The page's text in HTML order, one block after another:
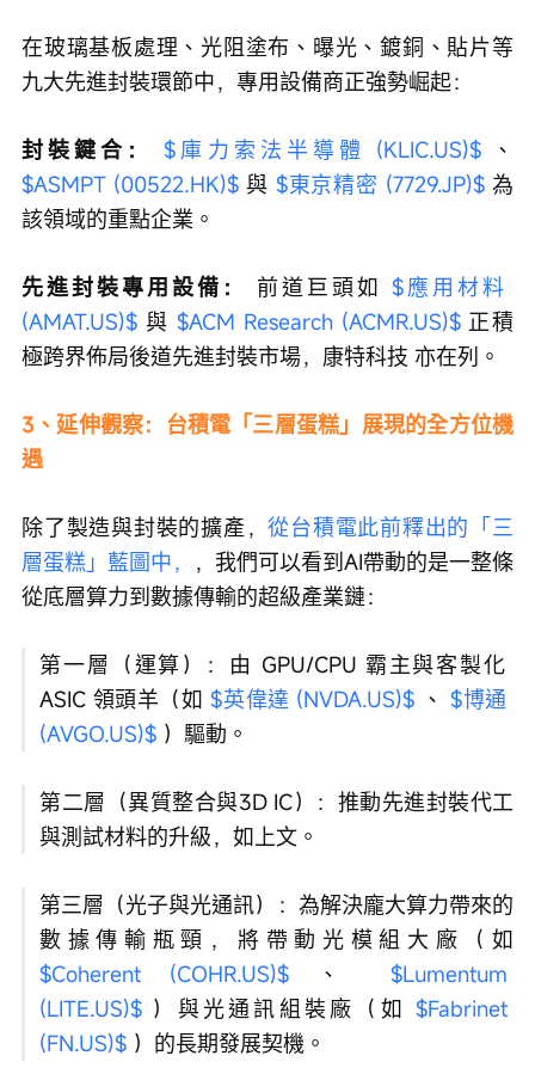
在玻璃基板處理、光阻塗布、曝光、鍍銅、貼片等
九大先進封裝環節中，專用設備商正強勢崛起：
封裝鍵合： $庫力索法半導體 (KLIC.US)$ 、
$ASMPT (00522.HK)$ 與 $東京精密 (7729.JP)$ 為
該領域的重點企業。
先進封裝專用設備： 前道巨頭如 $應用材料
(AMAT.US)$ 與 $ACM Research (ACMR.US)$ 正積
極跨界佈局後道先進封裝市場，康特科技 亦在列。
3、延伸觀察：台積電「三層蛋糕」展現的全方位機
遇
除了製造與封裝的擴產，從台積電此前釋出的「三
層蛋糕」藍圖中，
，我們可以看到AI帶動的是一整條
從底層算力到數據傳輸的超級產業鏈：
第一層（運算）：由 GPU/CPU 霸主與客製化
ASIC 領頭羊（如 $英偉達 (NVDA.US)$ 、 $博通
(AVGO.US)$ ）驅動。
第二層（異質整合與3D IC）：推動先進封裝代工
與測試材料的升級，如上文。
第三層（光子與光通訊）：為解決龐大算力帶來的
數據傳輸瓶頸，將帶動光模組大廠（如
$Coherent (COHR.US)$ 、 $Lumentum
(LITE.US)$ ）與光通訊組裝廠（如 $Fabrinet
(FN.US)$ ）的長期發展契機。